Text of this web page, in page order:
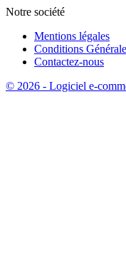
Notre société
Mentions légales
Conditions
Contactez-nous
© 2026 - Logiciel e-